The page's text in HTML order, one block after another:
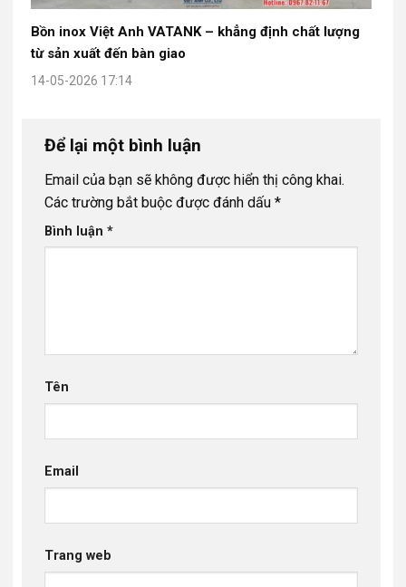
Bồn inox Việt Anh VATANK – khẳng định chất lượng
từ sản xuất đến bàn giao
14-05-2026 17:14
Để lại một bình luận
Email của bạn sẽ không được hiển thị công khai.
Các trường bắt buộc được đánh dấu *
Bình luận *
Tên
Email
Trang web